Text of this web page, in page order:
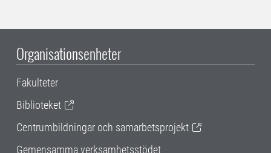
Organisationsenheter
Fakulteter
Biblioteket
Centrumbildningar och samarbetsprojekt
Gemensamma verksamhetsstödet